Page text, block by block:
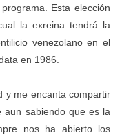
Esta elección
la exreina tendrá la
venezolano en el
en 1986.
y me encanta compartir
aun sabiendo que es la
nos ha abierto los